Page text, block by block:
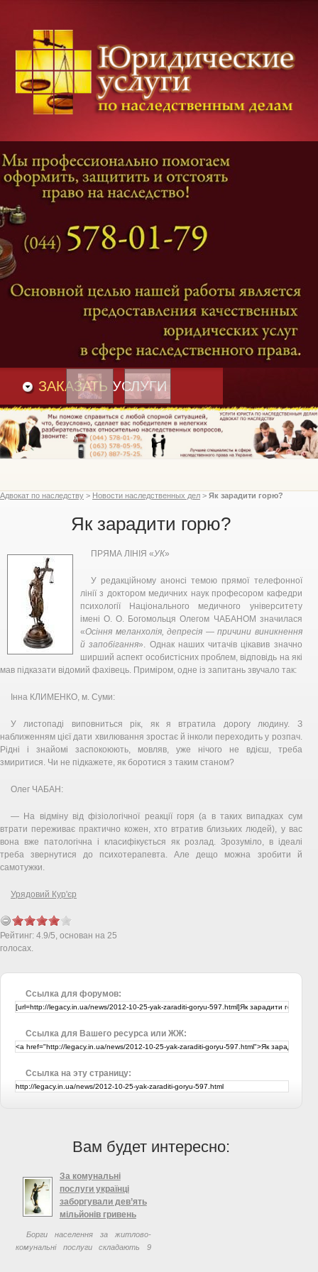
Категории дел
Наследование и Завещание
Оформление наследства
Оспаривание наследства
Адвокат наследственные дела
и Вакансии
ЗАКАЗАТЬ УСЛУГИ
Адвокат по наследству > Новости наследственных дел > Як зарадити горю?
Як зарадити горю?
ПРЯМА ЛІНІЯ «УК»
У редакційному анонсі темою прямої телефонної
лінії з доктором медичних наук професором кафедри
психології Національного медичного університету
імені О. О. Богомольця Олегом ЧАБАНОМ значилася
«Осіння меланхолія, депресія — причини виникнення
й запобігання». Однак наших читачів цікавив значно
ширший аспект особистісних проблем, відповідь на які
мав підказати відомий фахівець. Приміром, одне із запитань звучало так:
Інна КЛИМЕНКО, м. Суми:
У листопаді виповниться рік, як я втратила дорогу людину. З
наближенням цієї дати хвилювання зростає й інколи переходить у розпач.
Рідні і знайомі заспокоюють, мовляв, уже нічого не вдієш, треба
змиритися. Чи не підкажете, як боротися з таким станом?
Олег ЧАБАН:
— На відміну від фізіологічної реакції горя (а в таких випадках сум
втрати переживає практично кожен, хто втратив близьких людей), у вас
вона вже патологічна і класифікується як розлад. Зрозуміло, в ідеалі
треба звернутися до психотерапевта. Але дещо можна зробити й
самотужки.
Урядовий Кур'єр
Рейтинг: 4.9/5, основан на 25
голосах.
Ссылка для форумов:
Ссылка для Вашего ресурса или ЖЖ:
Ссылка на эту страницу:
Вам будет интересно:
За комунальні
послуги українці
заборгували дев’ять
мільйонів гривень
Борги населення за житлово-
комунальні послуги складають 9